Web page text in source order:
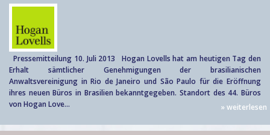
Pressemitteilung 10. Juli 2013 Hogan Lovells hat am heutigen Tag den
Erhalt sämtlicher Genehmigungen der brasilianischen
Anwaltsvereinigung in Rio de Janeiro und São Paulo für die Eröffnung
ihres neuen Büros in Brasilien bekanntgegeben. Standort des 44. Büros
von Hogan Love...
» weiterlesen